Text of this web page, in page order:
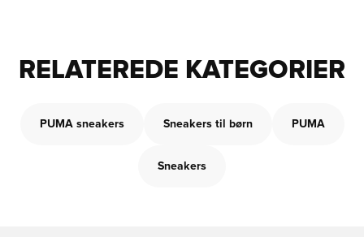
RELATEREDE KATEGORIER
PUMA sneakers Sneakers til børn PUMA
Sneakers